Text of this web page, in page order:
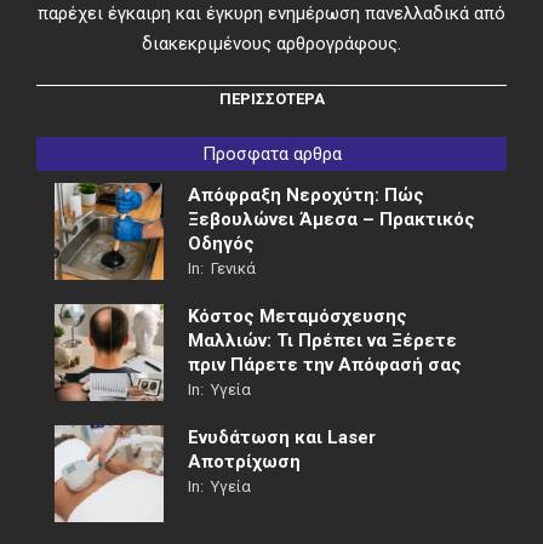
παρέχει έγκαιρη και έγκυρη ενημέρωση πανελλαδικά από
διακεκριμένους αρθρογράφους.
ΠΕΡΙΣΣΟΤΕΡΑ
Προσφατα αρθρα
Απόφραξη Νεροχύτη: Πώς
Ξεβουλώνει Άμεσα – Πρακτικός
Οδηγός
In: Γενικά
Κόστος Μεταμόσχευσης
Μαλλιών: Τι Πρέπει να Ξέρετε
πριν Πάρετε την Απόφασή σας
In: Υγεία
Ενυδάτωση και Laser
Αποτρίχωση
In: Υγεία